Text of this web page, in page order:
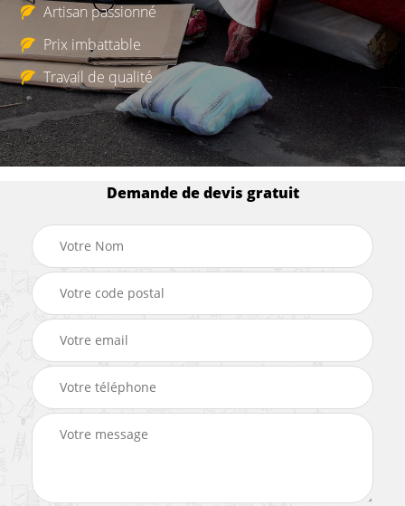
Artisan passionné
Prix imbattable
Travail de qualité
Demande de devis gratuit